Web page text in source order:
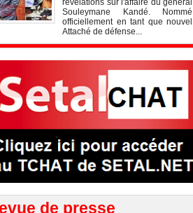
révélations sur l'affaire du général
Souleymane Kandé. Nommé
officiellement en tant que nouvel
Attaché de défense...
de presse